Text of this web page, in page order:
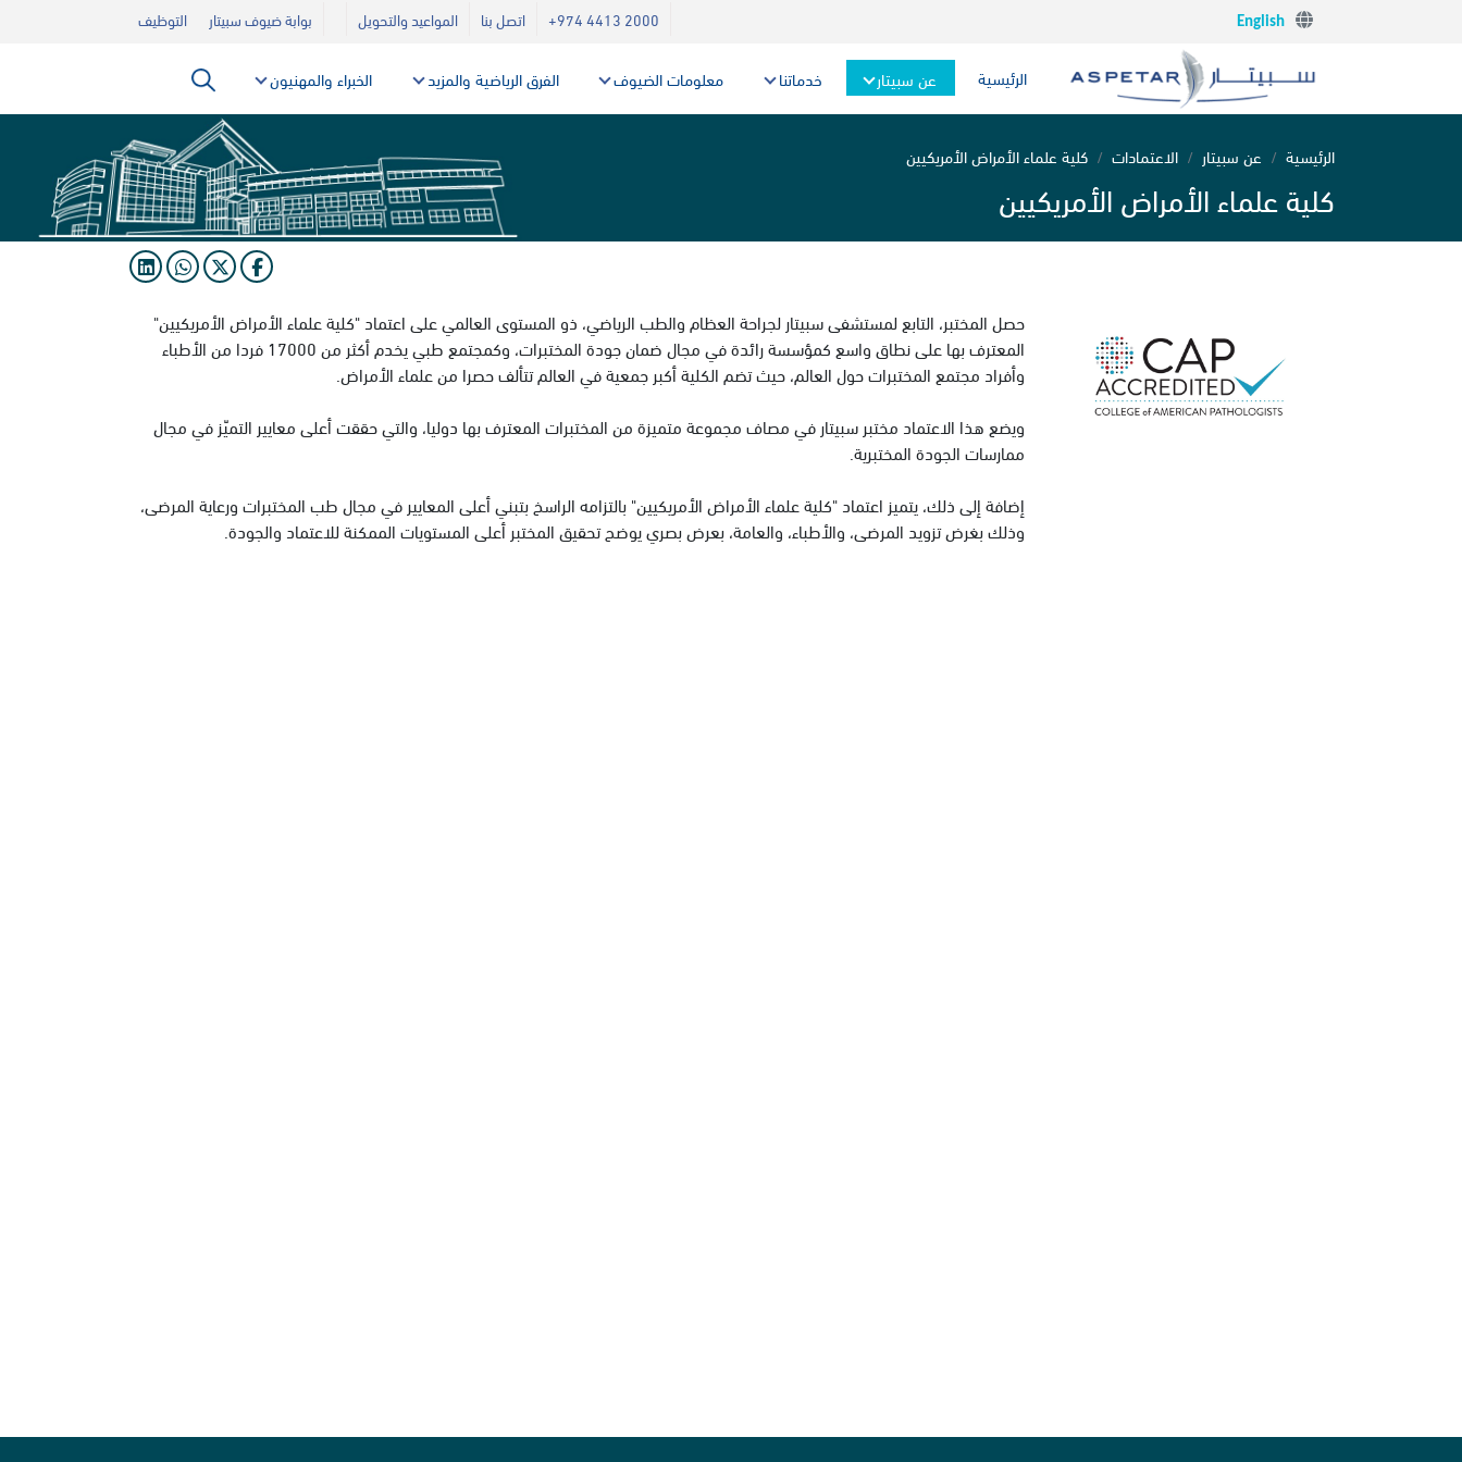
+974 4413 2000 اتصل بنا المواعيد والتحويل بوابة ضيوف سبيتار التوظيف English
الرئيسية عن سبيتار خدماتنا معلومات الضيوف الفرق الرياضية والمزيد الخبراء والمهنيون
الرئيسية عن سبيتار الاعتمادات كلية علماء الأمراض الأمريكيين
كلية علماء الأمراض الأمريكيين
حصل المختبر، التابع لمستشفى سبيتار لجراحة العظام والطب الرياضي، ذو المستوى العالمي على اعتماد "كلية علماء الأمراض الأمريكيين"
المعترف بها على نطاق واسع كمؤسسة رائدة في مجال ضمان جودة المختبرات، وكمجتمع طبي يخدم أكثر من 17000 فردا من الأطباء
وأفراد مجتمع المختبرات حول العالم، حيث تضم الكلية أكبر جمعية في العالم تتألف حصرا من علماء الأمراض.
ويضع هذا الاعتماد مختبر سبيتار في مصاف مجموعة متميزة من المختبرات المعترف بها دوليا، والتي حققت أعلى معايير التميّز في مجال
ممارسات الجودة المختبرية.
إضافة إلى ذلك، يتميز اعتماد "كلية علماء الأمراض الأمريكيين" بالتزامه الراسخ بتبني أعلى المعايير في مجال طب المختبرات ورعاية المرضى،
وذلك بغرض تزويد المرضى، والأطباء، والعامة، بعرض بصري يوضح تحقيق المختبر أعلى المستويات الممكنة للاعتماد والجودة.